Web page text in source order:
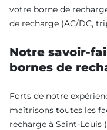
votre borne de
de recharge (AC/DC,
Notre savoir-
bornes de
Forts de notre
maîtrisons toutes les
recharge à Saint-Louis